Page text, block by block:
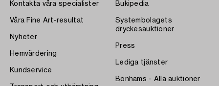
Kontakta våra specialister
Våra Fine Art-resultat
Nyheter
Hemvärdering
Kundservice
Bukipedia
Systembolagets
dryckesauktioner
Press
Lediga tjänster
Bonhams - Alla auktioner